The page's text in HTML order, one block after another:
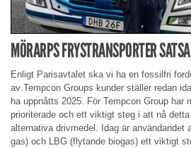
MÖRARPS FRYSTRANSPORTER
Enligt Parisavtalet ska vi ha en fossilfri
av Tempcon Groups kunder ställer redan
ha uppnåtts 2025. För Tempcon Group har
prioriterade och ett viktigt steg i att nå
alternativa drivmedel. Idag är användandet
gas) och LBG (flytande biogas) ett viktigt